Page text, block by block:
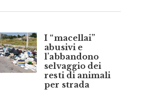
I “macellai”
abusivi e
l’abbandono
selvaggio dei
resti di animali
per strada